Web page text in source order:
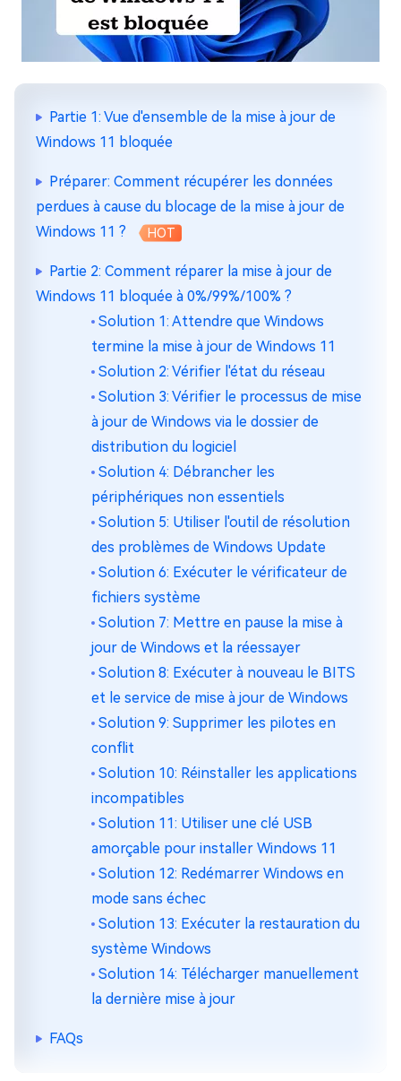
Partie 1: Vue d'ensemble de la mise à jour de
Windows 11 bloquée
Préparer: Comment récupérer les données
perdues à cause du blocage de la mise à jour de
Windows 11 ?
HOT
Partie 2: Comment réparer la mise à jour de
Windows 11 bloquée à 0%/99%/100% ?
Solution 1: Attendre que Windows
termine la mise à jour de Windows 11
Solution 2: Vérifier l'état du réseau
Solution 3: Vérifier le processus de mise
à jour de Windows via le dossier de
distribution du logiciel
Solution 4: Débrancher les
périphériques non essentiels
Solution 5: Utiliser l'outil de résolution
des problèmes de Windows Update
Solution 6: Exécuter le vérificateur de
fichiers système
Solution 7: Mettre en pause la mise à
jour de Windows et la réessayer
Solution 8: Exécuter à nouveau le BITS
et le service de mise à jour de Windows
Solution 9: Supprimer les pilotes en
conflit
Solution 10: Réinstaller les applications
incompatibles
Solution 11: Utiliser une clé USB
amorçable pour installer Windows 11
Solution 12: Redémarrer Windows en
mode sans échec
Solution 13: Exécuter la restauration du
système Windows
Solution 14: Télécharger manuellement
la dernière mise à jour
FAQs